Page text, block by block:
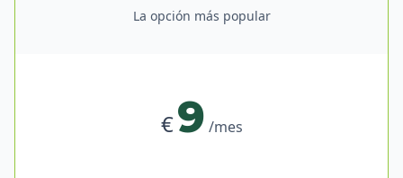
La opción más popular
€9 /mes